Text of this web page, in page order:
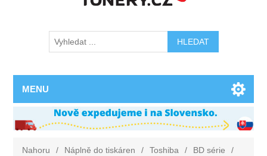
MENU
Nahoru / Náplně do tiskáren / Toshiba / BD série
/